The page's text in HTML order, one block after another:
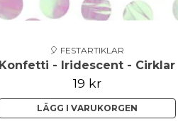
🎈 FESTARTIKLAR
Konfetti - Iridescent - Cirklar
19 kr
LÄGG I VARUKORGEN